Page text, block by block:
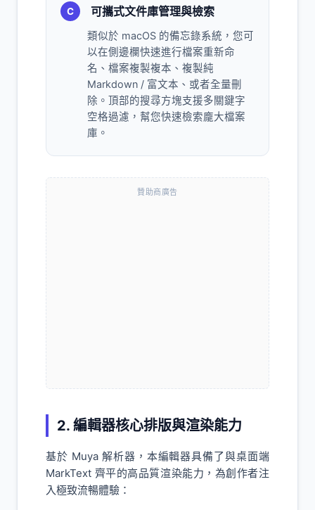
C 可攜式文件庫管理與檢索
類似於 macOS 的備忘錄系統，您可
以在側邊欄快速進行檔案重新命
名、檔案複製複本、複製純
Markdown / 富文本、或者全量刪
除。頂部的搜尋方塊支援多關鍵字
空格過濾，幫您快速檢索龐大檔案
庫。
贊助商廣告
2. 編輯器核心排版與渲染能力
基於 Muya 解析器，本編輯器具備了與桌面端
MarkText 齊平的高品質渲染能力，為創作者注
入極致流暢體驗：